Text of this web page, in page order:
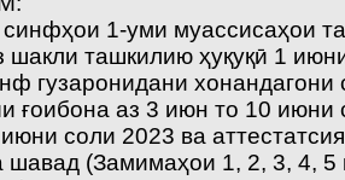
1-уми муассисаҳои
шакли ташкилию ҳуқуқӣ 1
гузаронидани
ғоибона аз 3 июн то 10
соли 2023 ва
шавад (Замимаҳои 1, 2, 3, 4, 5